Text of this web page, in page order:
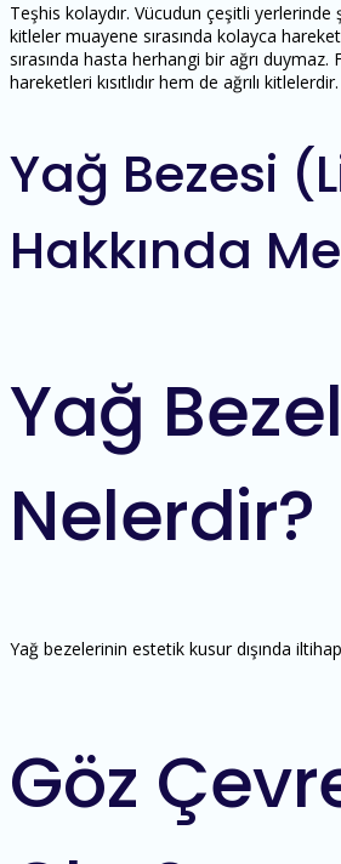
Teşhis kolaydır. Vücudun çeşitli yerlerinde
kitleler muayene sırasında kolayca
sırasında hasta herhangi bir ağrı
hareketleri kısıtlıdır hem de ağrılı
Yağ Bezesi
Hakkında
Yağ
Nelerdir?
Yağ bezelerinin estetik kusur dışında
Göz